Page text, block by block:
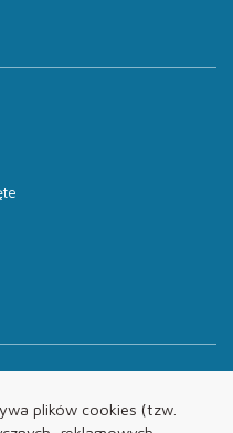
plików cookies (tzw.